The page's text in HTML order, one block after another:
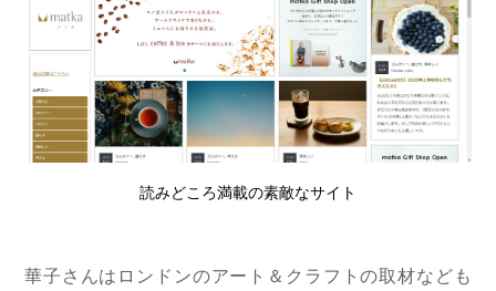
読みどころ満載の素敵なサイト
華子さんは ロンドンのアート＆クラフトの取材なども